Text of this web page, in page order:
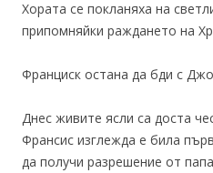
Хората се покланяха на
припомняйки раждането на
Франциск остана да бди с
Днес живите ясли са доста
Франсис изглежда е била
да получи разрешение от